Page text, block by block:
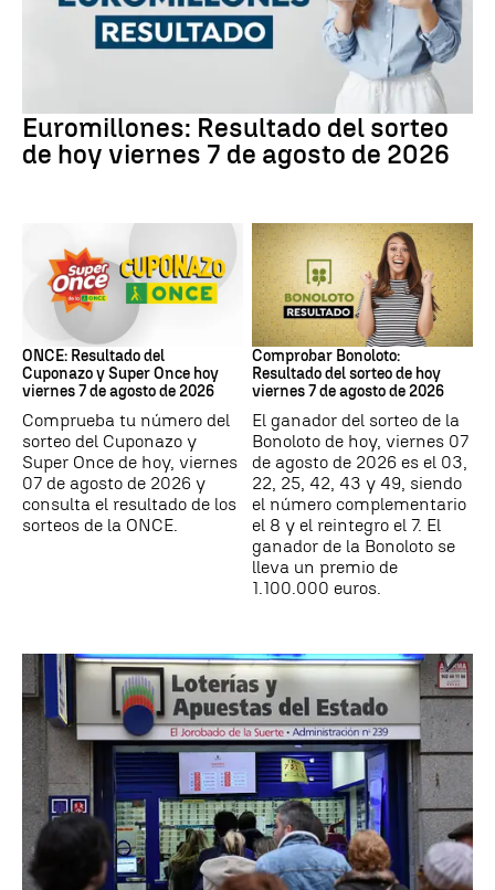
Euromillones: Resultado del sorteo
de hoy viernes 7 de agosto de 2026
ONCE: Resultado del
Cuponazo y Super Once hoy
viernes 7 de agosto de 2026
Comprueba tu número del
sorteo del Cuponazo y
Super Once de hoy, viernes
07 de agosto de 2026 y
consulta el resultado de los
sorteos de la ONCE.
Bonoloto
Comprobar Bonoloto:
Resultado del sorteo de hoy
viernes 7 de agosto de 2026
El ganador del sorteo de la
Bonoloto de hoy, viernes 07
de agosto de 2026 es el 03,
22, 25, 42, 43 y 49, siendo
el número complementario
el 8 y el reintegro el 7. El
ganador de la Bonoloto se
lleva un premio de
1.100.000 euros.